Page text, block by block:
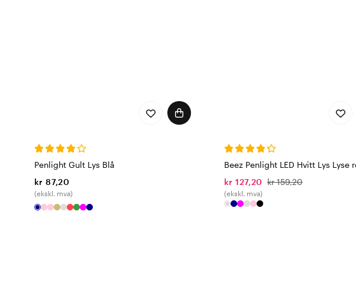
Penlight Gult Lys Blå
kr 87,20
(ekskl. mva)
Beez Penlight LED Hvitt Lys Lyse
kr 127,20 kr 159,20
(ekskl. mva)